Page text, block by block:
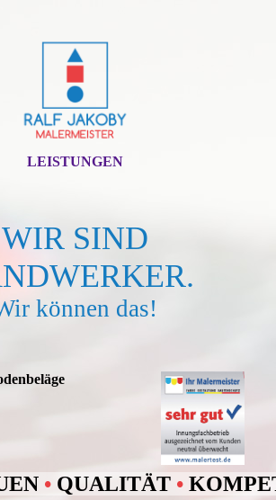
LEISTUNGEN
WIR SIND
können das!
• QUALITÄT •